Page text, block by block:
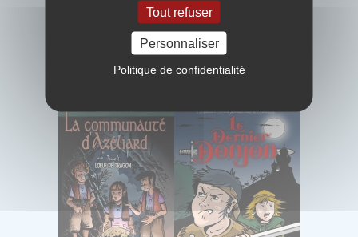
Tout refuser
Personnaliser
Politique de confidentialité